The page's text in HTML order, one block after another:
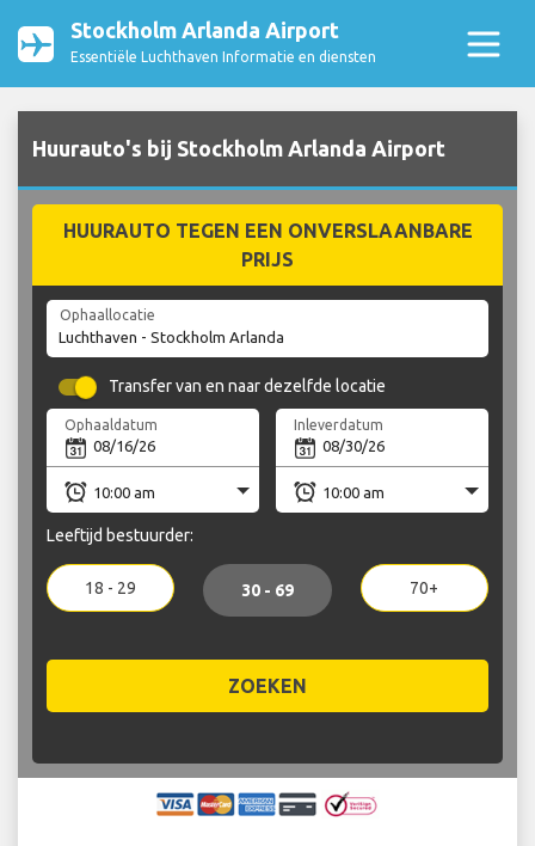
Stockholm Arlanda Airport
Essentiële Luchthaven Informatie en diensten
Huurauto's bij Stockholm Arlanda Airport
HUURAUTO TEGEN EEN ONVERSLAANBARE
PRIJS
Ophaallocatie
Transfer van en naar dezelfde locatie
Ophaaldatum Inleverdatum
Leeftijd bestuurder:
18 - 29 30 - 69 70+
ZOEKEN